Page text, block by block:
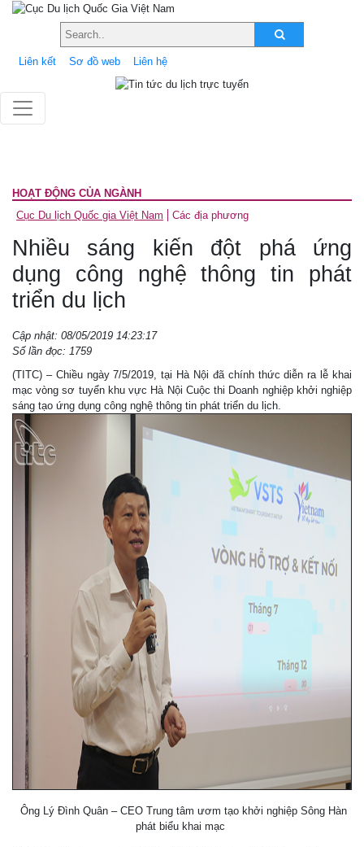
Liên kết Sơ đồ web Liên hệ
HOẠT ĐỘNG CỦA NGÀNH
Cục Du lịch Quốc gia Việt Nam
Các địa phương
Nhiều sáng kiến đột phá ứng
dụng công nghệ thông tin phát
triển du lịch
Cập nhật: 08/05/2019 14:23:17
Số lần đọc: 1759
(TITC) – Chiều ngày 7/5/2019, tại Hà Nội đã chính thức diễn ra lễ khai
mạc vòng sơ tuyển khu vực Hà Nội Cuộc thi Doanh nghiệp khởi nghiệp
sáng tạo ứng dụng công nghệ thông tin phát triển du lịch.
Ông Lý Đình Quân – CEO Trung tâm ươm tạo khởi nghiệp Sông Hàn
phát biểu khai mạc